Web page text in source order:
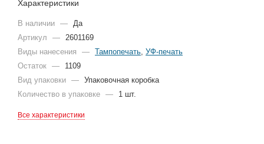
Характеристики
В наличии —
Да
Артикул
—
2601169
Виды нанесения
— Тампопечать УФ-печать
Остаток —
1109
Вид упаковки — Упаковочная коробка
Количество в упаковке — 1 шт.
Все характеристики